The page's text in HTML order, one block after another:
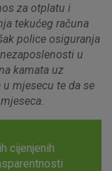
za otplatu i
tekućeg računa
police osiguranja
u
kamata uz
mjesecu te da se
cijenjenih